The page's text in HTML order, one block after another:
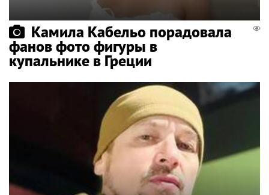
Камила Кабельо порадовала
фанов фото фигуры в
купальнике в Греции